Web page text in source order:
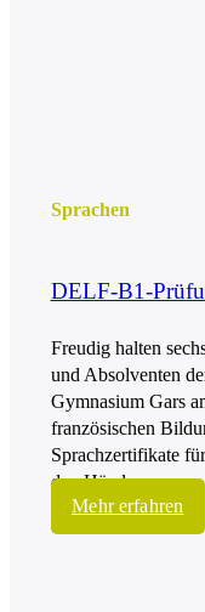
Sprachen
DELF-B1-
Freudig halten
und Absolventen
Gymnasium Gars
französischen
Sprachzertifikate
den Händen.
Mehr erfahren